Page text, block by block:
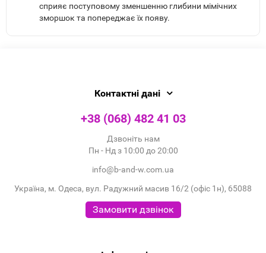
сприяє поступовому зменшенню глибини мімічних
зморшок та попереджає їх появу.
Контактні дані
+38 (068) 482 41 03
Дзвоніть нам
Пн - Нд з 10:00 до 20:00
info@b-and-w.com.ua
Україна, м. Одеса, вул. Радужний масив 16/2 (офіс 1н), 65088
Замовити дзвінок